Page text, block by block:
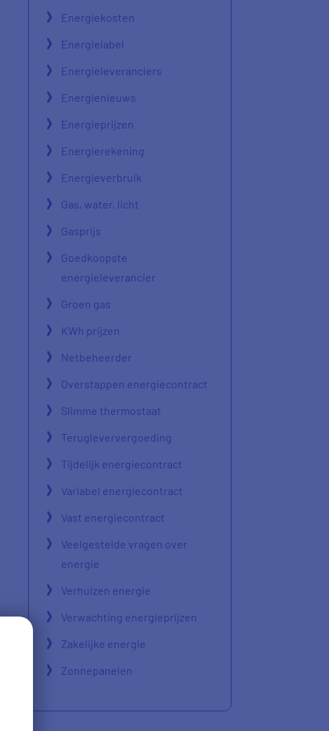
Energiekosten
Energielabel
Energieleveranciers
Energienieuws
Energieprijzen
Energierekening
Energieverbruik
Gas, water, licht
Gasprijs
Goedkoopste
energieleverancier
Groen gas
KWh prijzen
Netbeheerder
Overstappen energiecontract
Slimme thermostaat
Terugleververgoeding
Tijdelijk energiecontract
Variabel energiecontract
Vast energiecontract
Veelgestelde vragen over
energie
Verhuizen energie
Verwachting energieprijzen
Zakelijke energie
Zonnepanelen